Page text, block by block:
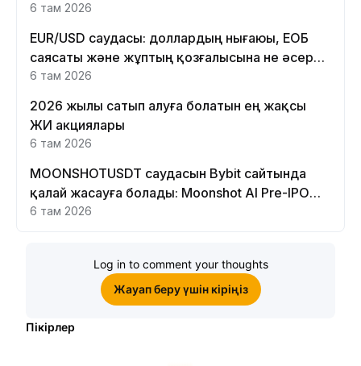
6 там 2026
EUR/USD саудасы: доллардың нығаюы, ЕОБ
саясаты және жұптың қозғалысына не әсер
етеді
6 там 2026
2026 жылы сатып алуға болатын ең жақсы
ЖИ акциялары
6 там 2026
MOONSHOTUSDT саудасын Bybit сайтында
қалай жасауға болады: Moonshot AI Pre-IPO
Perpetual нұсқаулығы
6 там 2026
Log in to comment your thoughts
Жауап беру үшін кіріңіз
Пікірлер